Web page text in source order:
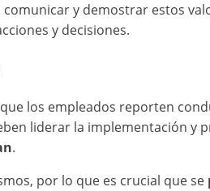
y demostrar estos
y decisiones.
los empleados reporten
liderar la implementación y
.
por lo que es crucial que se